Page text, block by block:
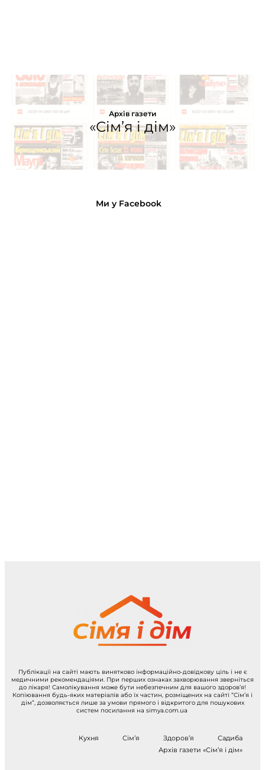
Архів газети
«Сім’я і дім»
Ми у Facebook
Публікації на сайті мають винятково інформаційно-довідкову ціль і не є
медичними рекомендаціями. При перших ознаках захворювання зверніться
до лікаря! Самолікування може бути небезпечним для вашого здоров’я!
Копіювання будь-яких матеріалів або їх частин, розміщених на сайті “Сім’я і
дім”, дозволяється лише за умови прямого і відкритого для пошукових
систем посилання на simya.com.ua
Кухня Сім’я Здоров’я
Садиба
Архів газети «Сім’я і дім»